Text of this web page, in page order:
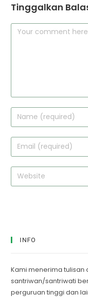
Tinggalkan
INFO
Kami menerima tulisan
santriwan/santriwati
perguruan tinggi dan